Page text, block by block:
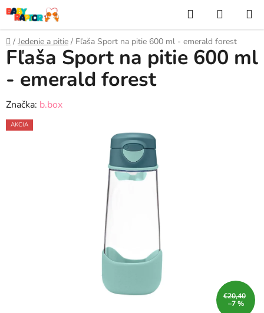
Prejsť
na
obsah
Hľadať
KOŠÍK
Domov
/ Jedenie a pitie / Fľaša Sport na pitie 600 ml - emerald forest
Fľaša Sport na pitie 600 ml
- emerald forest
Značka: b.box
AKCIA
€20,40
–7 %